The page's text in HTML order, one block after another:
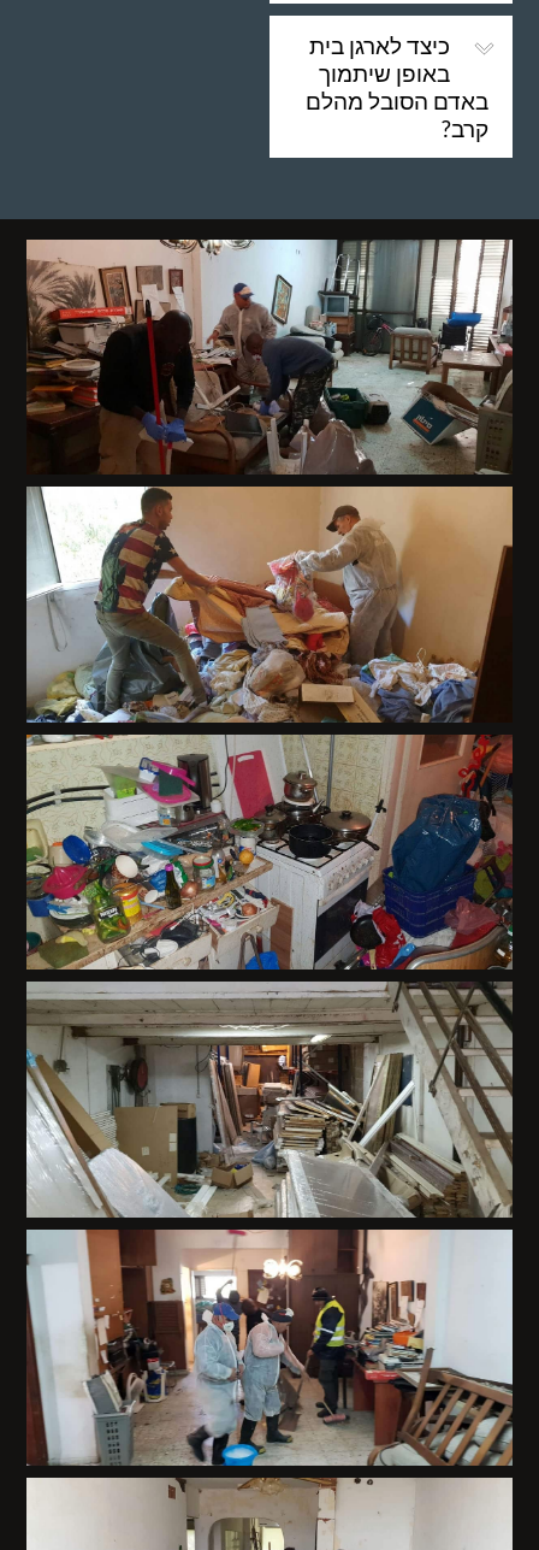
כיצד לארגן בית
באופן שיתמוך
באדם הסובל מהלם
קרב?